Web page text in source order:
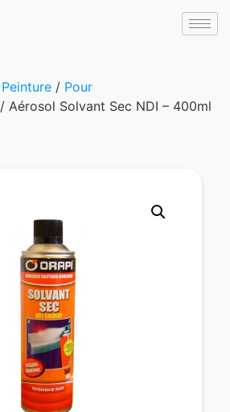
Peinture / Pour
/ Aérosol Solvant Sec NDI – 400ml